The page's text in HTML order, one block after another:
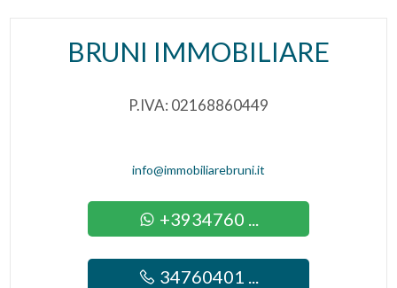
BRUNI IMMOBILIARE
P.IVA: 02168860449
info@immobiliarebruni.it
+3934760 ...
34760401 ...